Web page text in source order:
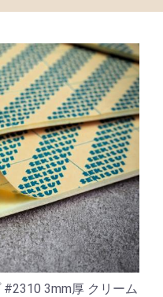
3mm厚 クリーム